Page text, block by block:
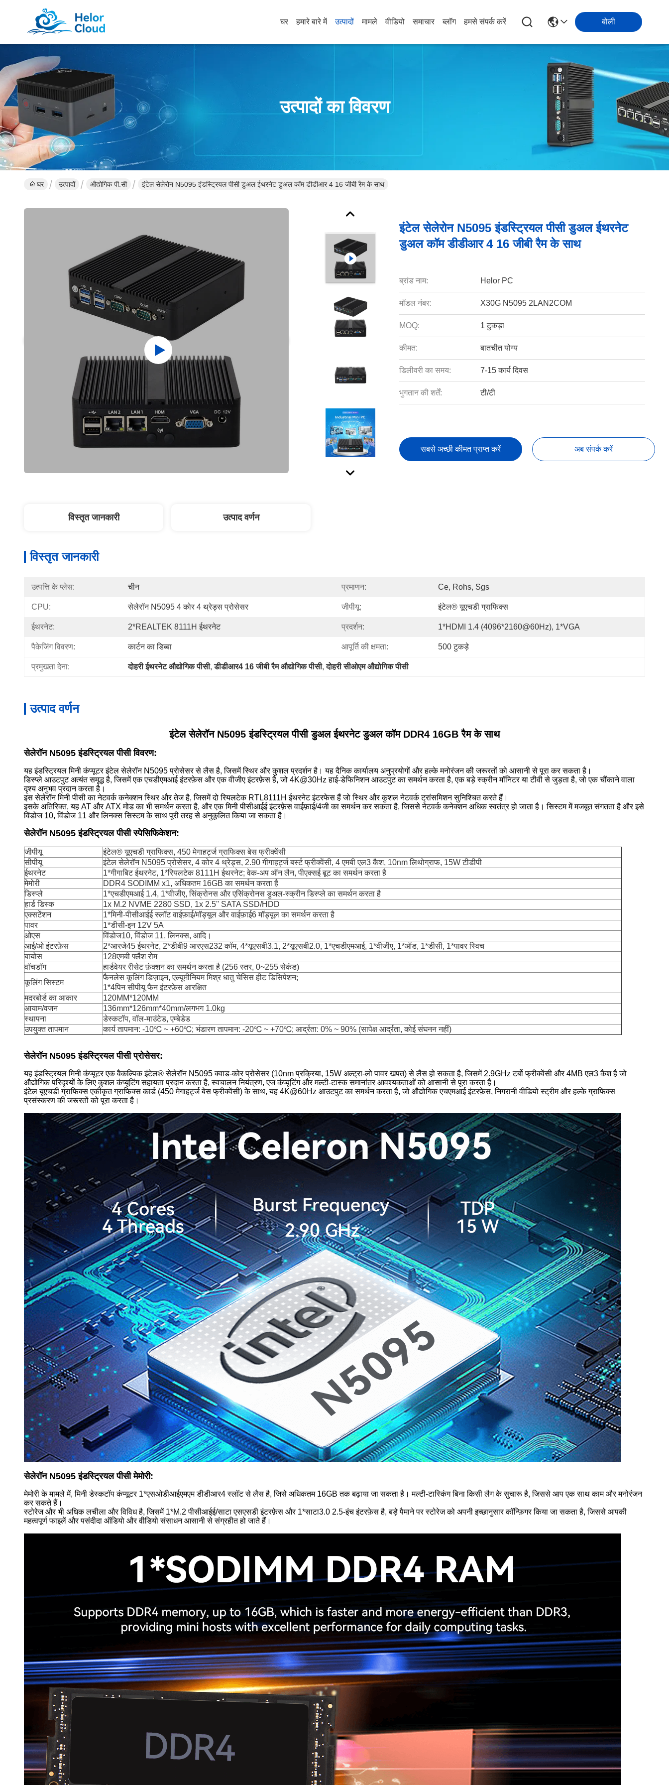
घर हमारे बारे में उत्पादों मामले वीडियो समाचार ब्लॉग हमसे संपर्क करें बोली
उत्पादों का विवरण
घर उत्पादों औद्योगिक पी.सी इंटेल सेलेरोन N5095 इंडस्ट्रियल पीसी डुअल ईथरनेट डुअल कॉम डीडीआर 4 16 जीबी रैम के साथ
इंटेल सेलेरोन N5095 इंडस्ट्रियल पीसी डुअल ईथरनेट
डुअल कॉम डीडीआर 4 16 जीबी रैम के साथ
ब्रांड नाम: Helor PC
मॉडल नंबर: X30G N5095 2LAN2COM
MOQ: 1 टुकड़ा
कीमत: बातचीत योग्य
डिलीवरी का समय: 7-15 कार्य दिवस
भुगतान की शर्तें: टी/टी
सबसे अच्छी कीमत प्राप्त करें अब संपर्क करें
विस्तृत जानकारी उत्पाद वर्णन
विस्तृत जानकारी
उत्पत्ति के प्लेस: चीन प्रमाणन: Ce, Rohs, Sgs
CPU: सेलेरॉन N5095 4 कोर 4 थ्रेड्स प्रोसेसर जीपीयू: इंटेल® यूएचडी ग्राफिक्स
ईथरनेट: 2*REALTEK 8111H ईथरनेट प्रदर्शन: 1*HDMI 1.4 (4096*2160@60Hz), 1*VGA
पैकेजिंग विवरण: कार्टन का डिब्बा आपूर्ति की क्षमता: 500 टुकड़े
प्रमुखता देना: दोहरी ईथरनेट औद्योगिक पीसी, डीडीआर4 16 जीबी रैम औद्योगिक पीसी, दोहरी सीओएम औद्योगिक पीसी
उत्पाद वर्णन
इंटेल सेलेरॉन N5095 इंडस्ट्रियल पीसी डुअल ईथरनेट डुअल कॉम DDR4 16GB रैम के साथ
सेलेरॉन N5095 इंडस्ट्रियल पीसी विवरण:
यह इंडस्ट्रियल मिनी कंप्यूटर इंटेल सेलेरॉन N5095 प्रोसेसर से लैस है, जिसमें स्थिर और कुशल प्रदर्शन है। यह दैनिक कार्यालय अनुप्रयोगों और हल्के मनोरंजन की जरूरतों को आसानी से पूरा कर सकता है।
डिस्प्ले आउटपुट अत्यंत समृद्ध है, जिसमें एक एचडीएमआई इंटरफ़ेस और एक वीजीए इंटरफ़ेस है, जो 4K@30Hz हाई-डेफिनिशन आउटपुट का समर्थन करता है, एक बड़े स्क्रीन मॉनिटर या टीवी से जुड़ता है, जो एक चौंकाने वाला
दृश्य अनुभव प्रदान करता है।
इस सेलेरॉन मिनी पीसी का नेटवर्क कनेक्शन स्थिर और तेज है, जिसमें दो रियलटेक RTL8111H ईथरनेट इंटरफेस हैं जो स्थिर और कुशल नेटवर्क ट्रांसमिशन सुनिश्चित करते हैं।
इसके अतिरिक्त, यह AT और ATX मोड का भी समर्थन करता है, और एक मिनी पीसीआईई इंटरफ़ेस वाईफ़ाई/4जी का समर्थन कर सकता है, जिससे नेटवर्क कनेक्शन अधिक स्वतंत्र हो जाता है। सिस्टम में मजबूत संगतता है और इसे
विंडोज 10, विंडोज 11 और लिनक्स सिस्टम के साथ पूरी तरह से अनुकूलित किया जा सकता है।
सेलेरॉन N5095 इंडस्ट्रियल पीसी स्पेसिफिकेशन:
जीपीयू
इंटेल® यूएचडी ग्राफिक्स, 450 मेगाहर्ट्ज ग्राफिक्स बेस फ्रीक्वेंसी
सीपीयू
इंटेल सेलेरॉन N5095 प्रोसेसर, 4 कोर 4 थ्रेड्स, 2.90 गीगाहर्ट्ज बर्स्ट फ्रीक्वेंसी, 4 एमबी एल3 कैश, 10nm लिथोग्राफ, 15W टीडीपी
ईथरनेट
1*गीगाबिट ईथरनेट, 1*रियलटेक 8111H ईथरनेट; वेक-अप ऑन लैन, पीएक्सई बूट का समर्थन करता है
मेमोरी
DDR4 SODIMM x1, अधिकतम 16GB का समर्थन करता है
डिस्प्ले
1*एचडीएमआई 1.4, 1*वीजीए, सिंक्रोनस और एसिंक्रोनस डुअल-स्क्रीन डिस्प्ले का समर्थन करता है
हार्ड डिस्क
1x M.2 NVME 2280 SSD, 1x 2.5'' SATA SSD/HDD
एक्सटेंशन
1*मिनी-पीसीआईई स्लॉट वाईफ़ाई/मॉड्यूल और वाईफ़ाई6 मॉड्यूल का समर्थन करता है
पावर
1*डीसी-इन 12V 5A
ओएस
विंडोज10, विंडोज 11, लिनक्स, आदि।
आई/ओ इंटरफ़ेस
2*आरजे45 ईथरनेट, 2*डीबी9 आरएस232 कॉम, 4*यूएसबी3.1, 2*यूएसबी2.0, 1*एचडीएमआई, 1*वीजीए, 1*ऑड, 1*डीसी, 1*पावर स्विच
बायोस
128एमबी फ्लैश रोम
वॉचडॉग
हार्डवेयर रीसेट फ़ंक्शन का समर्थन करता है (256 स्तर, 0~255 सेकंड)
कूलिंग सिस्टम
फैनलेस कूलिंग डिज़ाइन, एल्यूमीनियम मिश्र धातु चेसिस हीट डिसिपेशन;
1*4पिन सीपीयू फैन इंटरफ़ेस आरक्षित
मदरबोर्ड का आकार
120MM*120MM
आयाम/वजन
136mm*126mm*40mm/लगभग 1.0kg
स्थापना
डेस्कटॉप, वॉल-माउंटेड, एम्बेडेड
उपयुक्त तापमान
कार्य तापमान: -10℃ ~ +60℃; भंडारण तापमान: -20℃ ~ +70℃; आर्द्रता: 0% ~ 90% (सापेक्ष आर्द्रता, कोई संघनन नहीं)
सेलेरॉन N5095 इंडस्ट्रियल पीसी प्रोसेसर:
यह इंडस्ट्रियल मिनी कंप्यूटर एक वैकल्पिक इंटेल® सेलेरॉन N5095 क्वाड-कोर प्रोसेसर (10nm प्रक्रिया, 15W अल्ट्रा-लो पावर खपत) से लैस हो सकता है, जिसमें 2.9GHz टर्बो फ्रीक्वेंसी और 4MB एल3 कैश है जो
औद्योगिक परिदृश्यों के लिए कुशल कंप्यूटिंग सहायता प्रदान करता है, स्वचालन नियंत्रण, एज कंप्यूटिंग और मल्टी-टास्क समानांतर आवश्यकताओं को आसानी से पूरा करता है।
इंटेल यूएचडी ग्राफिक्स एकीकृत ग्राफिक्स कार्ड (450 मेगाहर्ट्ज बेस फ्रीक्वेंसी) के साथ, यह 4K@60Hz आउटपुट का समर्थन करता है, जो औद्योगिक एचएमआई इंटरफ़ेस, निगरानी वीडियो स्ट्रीम और हल्के ग्राफिक्स
प्रसंस्करण की जरूरतों को पूरा करता है।
सेलेरॉन N5095 इंडस्ट्रियल पीसी मेमोरी:
मेमोरी के मामले में, मिनी डेस्कटॉप कंप्यूटर 1*एसओडीआईएमएम डीडीआर4 स्लॉट से लैस है, जिसे अधिकतम 16GB तक बढ़ाया जा सकता है। मल्टी-टास्किंग बिना किसी लैग के सुचारू है, जिससे आप एक साथ काम और मनोरंजन
कर सकते हैं।
स्टोरेज और भी अधिक लचीला और विविध है, जिसमें 1*M.2 पीसीआईई/साटा एसएसडी इंटरफ़ेस और 1*साटा3.0 2.5-इंच इंटरफ़ेस है, बड़े पैमाने पर स्टोरेज को अपनी इच्छानुसार कॉन्फ़िगर किया जा सकता है, जिससे आपकी
महत्वपूर्ण फाइलें और पसंदीदा ऑडियो और वीडियो संसाधन आसानी से संग्रहीत हो जाते हैं।